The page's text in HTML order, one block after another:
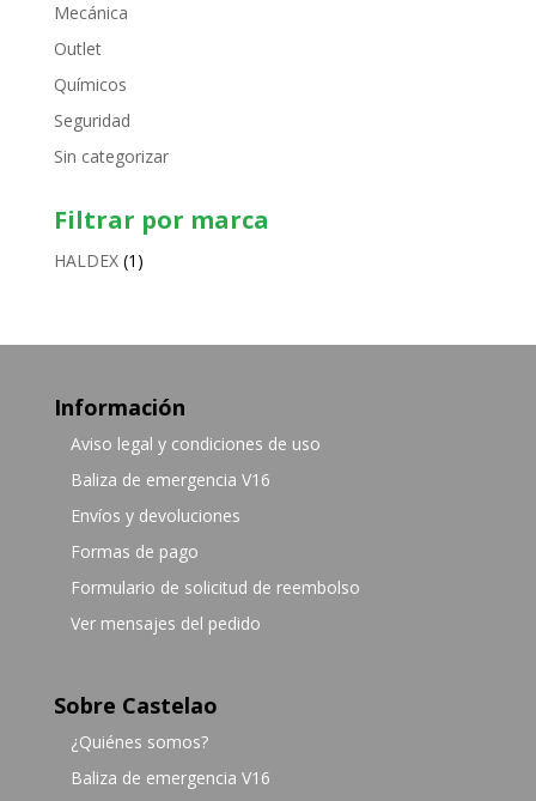
Mecánica
Outlet
Químicos
Seguridad
Sin categorizar
Filtrar por marca
HALDEX (1)
Información
Aviso legal y condiciones de uso
Baliza de emergencia V16
Envíos y devoluciones
Formas de pago
Formulario de solicitud de reembolso
Ver mensajes del pedido
Sobre Castelao
¿Quiénes somos?
Baliza de emergencia V16